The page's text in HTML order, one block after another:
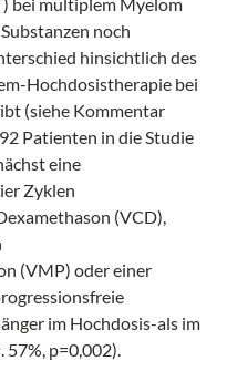
noch
hinsichtlich des
Hochdosistherapie bei
(siehe Kommentar
Patienten in die Studie
eine
Zyklen
(VCD),
(VMP) oder einer
im Hochdosis-als im
57%, p=0,002).